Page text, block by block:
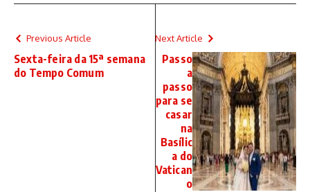
Previous Article
Sexta-feira da 15ª semana
do Tempo Comum
Next Article
Passo
a
passo
para se
casar
na
Basílic
a do
Vatican
o